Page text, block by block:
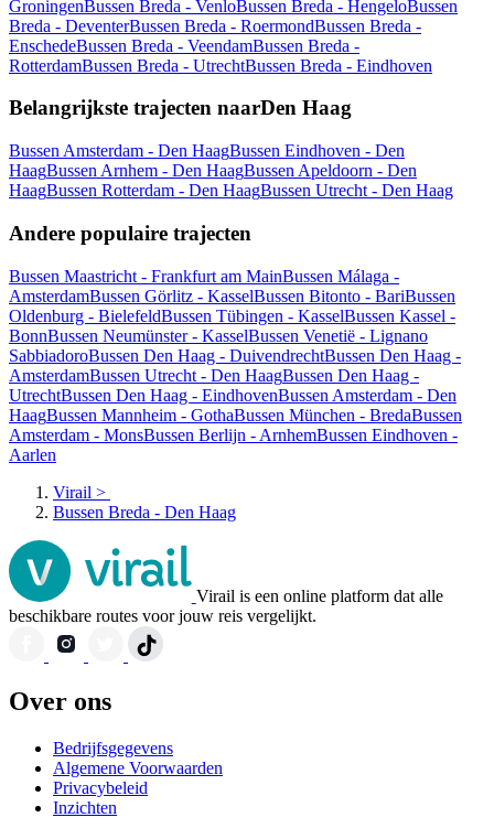
GroningenBussen Breda - VenloBussen Breda - HengeloBussen
Breda - DeventerBussen Breda - RoermondBussen Breda -
EnschedeBussen Breda - VeendamBussen Breda -
RotterdamBussen Breda - UtrechtBussen Breda - Eindhoven
Belangrijkste trajecten naarDen Haag
Bussen Amsterdam - Den HaagBussen Eindhoven - Den
HaagBussen Arnhem - Den HaagBussen Apeldoorn - Den
HaagBussen Rotterdam - Den HaagBussen Utrecht - Den Haag
Andere populaire trajecten
Bussen Maastricht - Frankfurt am MainBussen Málaga -
AmsterdamBussen Görlitz - KasselBussen Bitonto - BariBussen
Oldenburg - BielefeldBussen Tübingen - KasselBussen Kassel -
BonnBussen Neumünster - KasselBussen Venetië - Lignano
SabbiadoroBussen Den Haag - DuivendrechtBussen Den Haag -
AmsterdamBussen Utrecht - Den HaagBussen Den Haag -
UtrechtBussen Den Haag - EindhovenBussen Amsterdam - Den
HaagBussen Mannheim - GothaBussen München - BredaBussen
Amsterdam - MonsBussen Berlijn - ArnhemBussen Eindhoven -
Aarlen
Virail >
Bussen Breda - Den Haag
Virail is een online platform dat alle
beschikbare routes voor jouw reis vergelijkt.
Over ons
Bedrijfsgegevens
Algemene Voorwaarden
Privacybeleid
Inzichten